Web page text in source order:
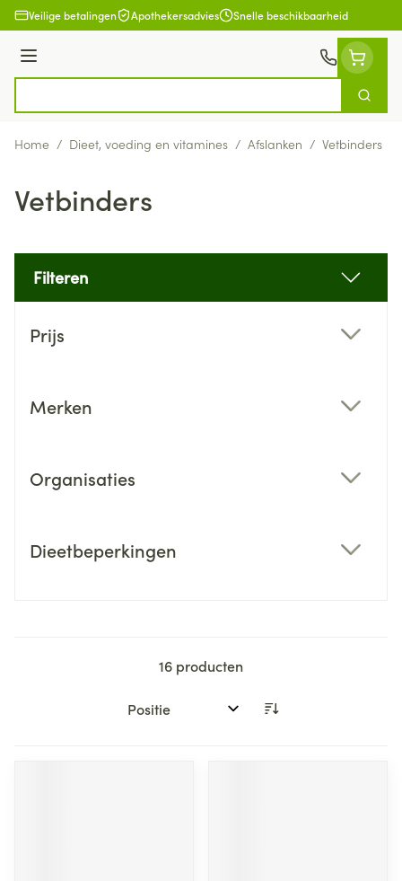
Ga naar de inhoud
Veilige betalingen Apothekersadvies Snelle beschikbaarheid
Menu
Zoek
Home / Dieet, voeding en vitamines / Afslanken / Vetbinders
Vetbinders
Filteren
Prijs
Merken
Organisaties
Dieetbeperkingen
16 producten
Sorteer op: